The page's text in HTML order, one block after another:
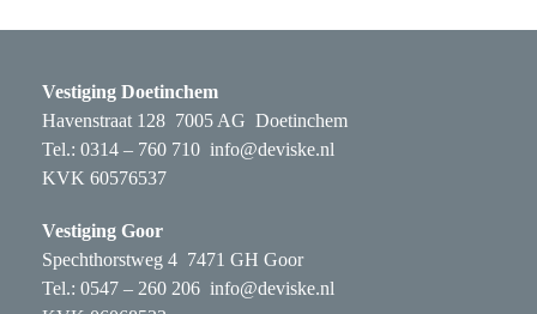
Vestiging Doetinchem
Havenstraat 128 7005 AG Doetinchem
Tel.: 0314 – 760 710 info@deviske.nl
KVK 60576537
Vestiging Goor
Spechthorstweg 4 7471 GH Goor
Tel.: 0547 – 260 206 info@deviske.nl